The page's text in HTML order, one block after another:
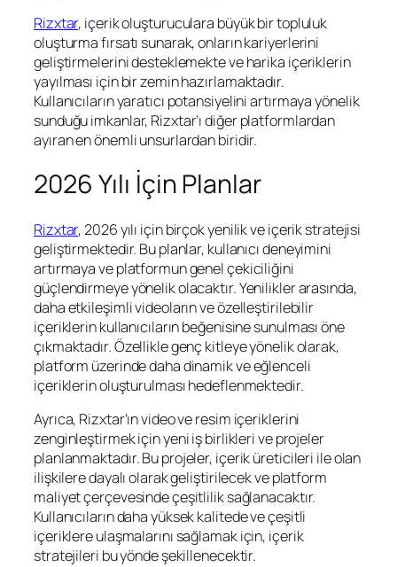
Rizxtar, içerik oluşturuculara büyük bir topluluk
oluşturma fırsatı sunarak, onların kariyerlerini
geliştirmelerini desteklemekte ve harika içeriklerin
yayılması için bir zemin hazırlamaktadır.
Kullanıcıların yaratıcı potansiyelini artırmaya yönelik
sunduğu imkanlar, Rizxtar’ı diğer platformlardan
ayıran en önemli unsurlardan biridir.
2026 Yılı İçin Planlar
Rizxtar, 2026 yılı için birçok yenilik ve içerik stratejisi
geliştirmektedir. Bu planlar, kullanıcı deneyimini
artırmaya ve platformun genel çekiciliğini
güçlendirmeye yönelik olacaktır. Yenilikler arasında,
daha etkileşimli videoların ve özelleştirilebilir
içeriklerin kullanıcıların beğenisine sunulması öne
çıkmaktadır. Özellikle genç kitleye yönelik olarak,
platform üzerinde daha dinamik ve eğlenceli
içeriklerin oluşturulması hedeflenmektedir.
Ayrıca, Rizxtar’ın video ve resim içeriklerini
zenginleştirmek için yeni iş birlikleri ve projeler
planlanmaktadır. Bu projeler, içerik üreticileri ile olan
ilişkilere dayalı olarak geliştirilecek ve platform
maliyet çerçevesinde çeşitlilik sağlanacaktır.
Kullanıcıların daha yüksek kalitede ve çeşitli
içeriklere ulaşmalarını sağlamak için, içerik
stratejileri bu yönde şekillenecektir.